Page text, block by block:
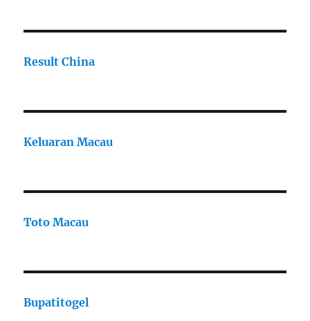
Result China
Keluaran Macau
Toto Macau
Bupatitogel